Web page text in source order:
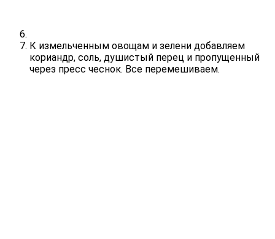
К измельченным овощам и зелени добавляем
кориандр, соль, душистый перец и пропущенный
через пресс чеснок. Все перемешиваем.